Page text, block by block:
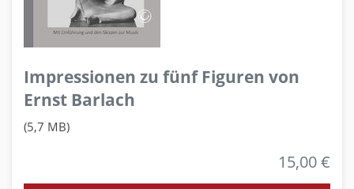
Impressionen zu fünf Figuren von
Ernst Barlach
(5,7 MB)
15,00 €